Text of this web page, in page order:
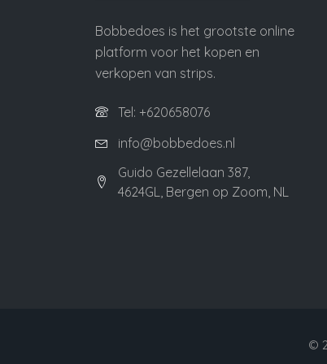
Bobbedoes is het grootste online
platform voor het kopen en
verkopen van strips.
Tel: +620658076
info@bobbedoes.nl
Guido Gezellelaan 387,
4624GL, Bergen op Zoom, NL
©